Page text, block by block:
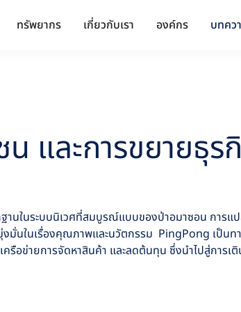
ทรัพยากร เกี่ยวกับเรา องค์กร บทคว
และการขยายธุ
นในระบบนิเวศที่สมบูรณ์แบบของป่าอมาซอน การ
มั่นในเรื่องคุณภาพและนวัตกรรม PingPong เป็น
รือข่ายการจัดหาสินค้า และลดต้นทุน ซึ่งนำไปสู่การเ